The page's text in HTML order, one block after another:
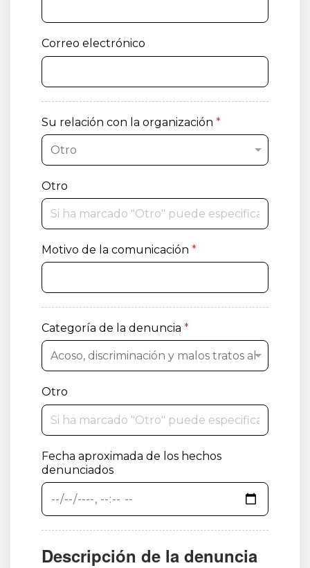
Correo electrónico
Su relación con la organización *
Otro
Motivo de la comunicación *
Categoría de la denuncia *
Otro
Fecha aproximada de los hechos
denunciados
Descripción de la denuncia